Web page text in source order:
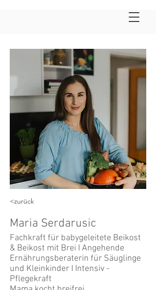
<zurück
Maria Serdarusic
Fachkraft für babygeleitete Beikost
& Beikost mit Brei I Angehende
Ernährungsberaterin für Säuglinge
und Kleinkinder I Intensiv -
Pflegekraft